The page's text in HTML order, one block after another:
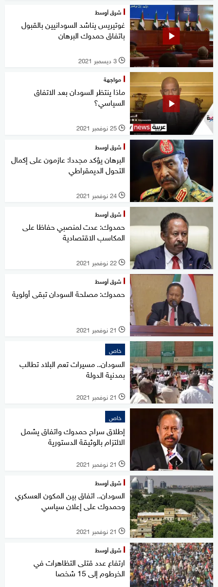
شرق أوسط
غوتيريس يناشد السودانيين بالقبول
باتفاق حمدوك البرهان
l 3 ديسمبر 2021
مواجهة
ماذا ينتظر السودان بعد الاتفاق
السياسي؟
l 25 نوفمبر 2021
شرق أوسط
البرهان يؤكد مجددا: عازمون على إكمال
التحول الديمقراطي
l 24 نوفمبر 2021
شرق أوسط
حمدوك: عدت لمنصبي حفاظا على
المكاسب الاقتصادية
l 22 نوفمبر 2021
شرق أوسط
حمدوك: مصلحة السودان تبقى أولوية
l 21 نوفمبر 2021
خاص
السودان.. مسيرات تعم البلاد تطالب
بمدنية الدولة
l 21 نوفمبر 2021
خاص
إطلاق سراح حمدوك واتفاق يشمل
الالتزام بالوثيقة الدستورية
l 21 نوفمبر 2021
شرق أوسط
السودان.. اتفاق بين المكون العسكري
وحمدوك على إعلان سياسي
l 21 نوفمبر 2021
شرق أوسط
ارتفاع عدد قتلى التظاهرات في
الخرطوم إلى 15 شخصا